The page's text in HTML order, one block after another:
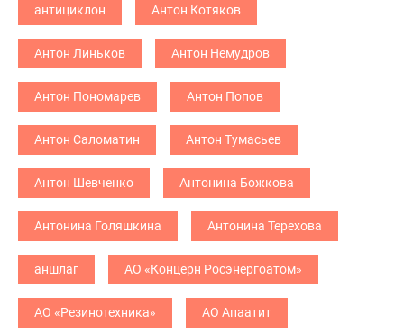
антициклон Антон Котяков
Антон Линьков Антон Немудров
Антон Пономарев Антон Попов
Антон Саломатин Антон Тумасьев
Антон Шевченко Антонина Божкова
Антонина Голяшкина Антонина Терехова
аншлаг АО «Концерн Росэнергоатом»
АО «Резинотехника» АО Апаатит